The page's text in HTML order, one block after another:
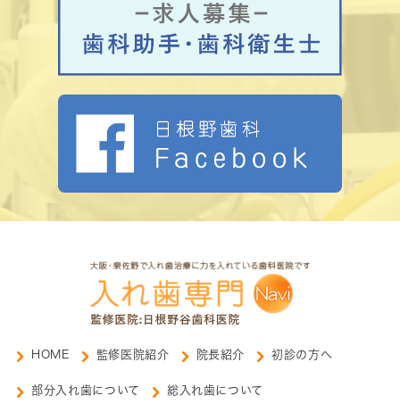
HOME 監修医院紹介 院長紹介 初診の方へ
部分入れ歯について 総入れ歯について